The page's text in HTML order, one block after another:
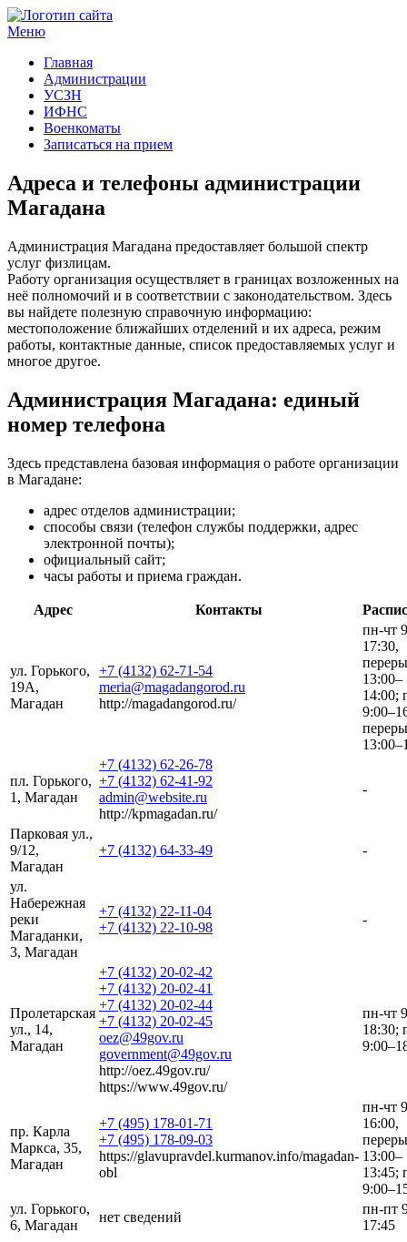
Меню
Главная
Администрации
УСЗН
ИФНС
Военкоматы
Записаться на прием
Адреса и телефоны администрации
Магадана
Администрация Магадана предоставляет большой спектр
услуг физлицам.
Работу организация осуществляет в границах возложенных на
неё полномочий и в соответствии с законодательством. Здесь
вы найдете полезную справочную информацию:
местоположение ближайших отделений и их адреса, режим
работы, контактные данные, список предоставляемых услуг и
многое другое.
Администрация Магадана: единый
номер телефона
Здесь представлена базовая информация о работе организации
в Магадане:
адрес отделов администрации;
способы связи (телефон службы поддержки, адрес
электронной почты);
официальный сайт;
часы работы и приема граждан.
Адрес Контакты
ул. Горького,
19А,
Магадан
+7 (4132) 62-71-54
meria@magadangorod.ru
http://magadangorod.ru/
пн-чт
17:30,
13:00–
14:00;
пл. Горького,
1, Магадан
+7 (4132) 62-26-78
+7 (4132) 62-41-92
admin@website.ru
http://kpmagadan.ru/
-
Парковая ул.,
9/12,
Магадан
+7 (4132) 64-33-49 -
ул.
Набережная
реки
Магаданки,
3, Магадан
+7 (4132) 22-11-04
+7 (4132) 22-10-98
-
Пролетарская
ул., 14,
Магадан
+7 (4132) 20-02-42
+7 (4132) 20-02-41
+7 (4132) 20-02-44
+7 (4132) 20-02-45
oez@49gov.ru
government@49gov.ru
http://oez.49gov.ru/
https://www.49gov.ru/
пн-чт
18:30;
пр. Карла
Маркса, 35,
Магадан
+7 (495) 178-01-71
+7 (495) 178-09-03
https://glavupravdel.kurmanov.info/magadan-
obl
пн-чт
16:00,
13:00–
13:45;
ул. Горького,
6, Магадан
нет сведений
пн-пт
17:45